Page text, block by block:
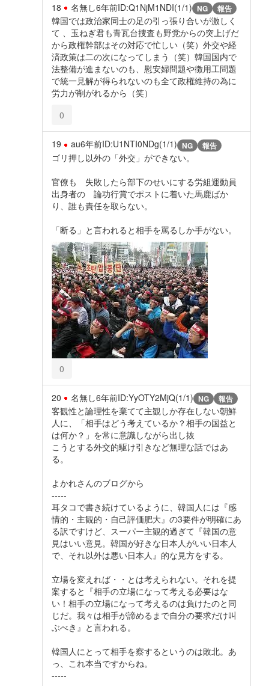
18 名無し6年前ID:Q1NjM1NDI(1/1) NG 報告
韓国では政治家同士の足の引っ張り合いが激しく
て 、玉ねぎ君も青瓦台捜査も野党からの突上げだ
から政権幹部はその対応で忙しい（笑）外交や経
済政策は二の次になってしまう（笑）韓国国内で
法整備が進まないのも、慰安婦問題や徴用工問題
で統一見解が得られないのも全て政権維持の為に
労力が削がれるから（笑）
0
19 au6年前ID:U1NTI0NDg(1/1) NG 報告
ゴリ押し以外の「外交」ができない。
官僚も 失敗したら部下のせいにする労組運動員
出身者の 論功行賞でポストに着いた馬鹿ばか
り、誰も責任を取らない。
「断る」と言われると相手を罵るしか手がない。
0
20 名無し6年前ID:YyOTY2MjQ(1/1) NG 報告
客観性と論理性を棄てて主観しか存在しない朝鮮
人に、「相手はどう考えているか？相手の国益と
は何か？」を常に意識しながら出し抜
こうとする外交的駆け引きなど無理な話ではあ
る。
よかれさんのブログから
-----
耳タコで書き続けているように、韓国人には『感
情的・主観的・自己評価肥大』の3要件が明確にあ
る訳ですけど、スーパー主観的過ぎて『韓国の意
見はいい意見。韓国が好きな日本人がいい日本人
で、それ以外は悪い日本人』的な見方をする。
立場を変えれば・・とは考えられない。それを提
案すると『相手の立場になって考える必要はな
い！相手の立場になって考えるのは負けたのと同
じだ。我々は相手が諦めるまで自分の要求だけ叫
ぶべき』と言われる。
韓国人にとって相手を察するというのは敗北。あ
っ、これ本当ですからね。
-----